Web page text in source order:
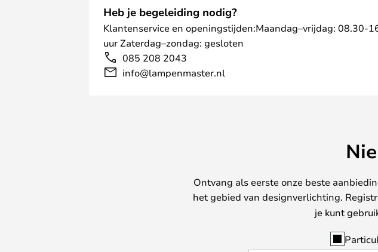
Heb je begeleiding nodig?
Klantenservice en openingstijden:Maandag–vrijdag: 08.30-
uur Zaterdag–zondag: gesloten
085 208 2043
info@lampenmaster.nl
Ontvang als eerste onze beste
het gebied van designverlichting.
je kunt